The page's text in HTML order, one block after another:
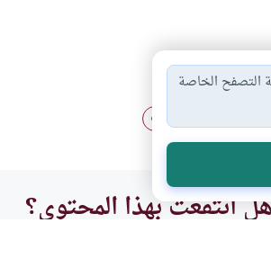
الميقات
انتفعت بهذا المحتوى؟
التصفح الخاصة